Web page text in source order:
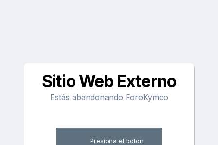
Sitio Web Externo
Estás abandonando ForoKymco
Presiona el boton